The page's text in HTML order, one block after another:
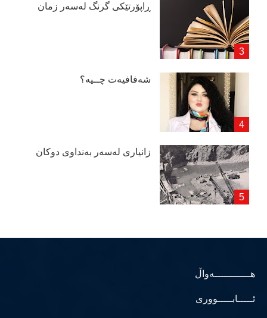
ڕاپۆرتێكی گرنگ لەسەر زمان
شەفافیەت چــیە؟
زانیاری لەسەر بەنداوی دوكان
هــــــــــــەواڵ
ئـــــابـــــووری